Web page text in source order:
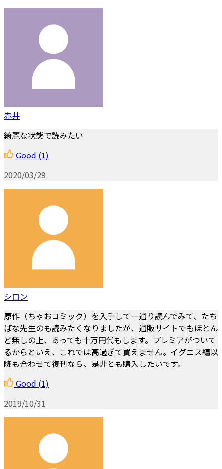
赤井
綺麗な状態で読みたい
Good (1)
2020/03/29
シロン
原作（ちゃおコミック）を入手して一通り読んでみて、たち
ばな先生のも読みたくなりましたが、通販サイトでもほとん
ど無しの上、あっても十万円代もします。プレミアがついて
るからといえ、これでは高過ぎて買えません。イグニス編以
降も合わせて復刊なら、是非とも購入したいです。
Good (1)
2019/10/31